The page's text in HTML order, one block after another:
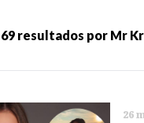
NOTICIAS
69 resultados por Mr
26